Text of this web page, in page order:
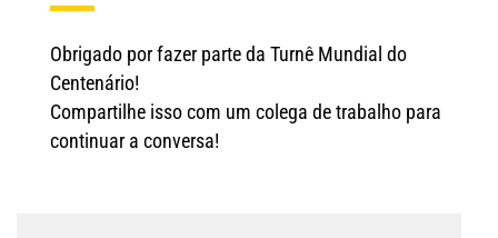
Obrigado por fazer parte da Turnê Mundial do
Centenário!
Compartilhe isso com um colega de trabalho para
continuar a conversa!